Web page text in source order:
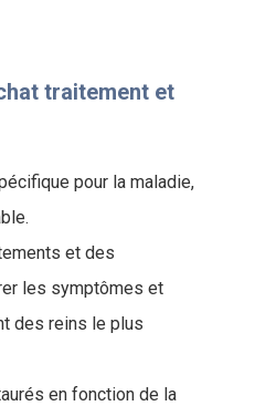
traitement et
pour la maladie,
et des
les symptômes et
des reins le plus
en fonction de la